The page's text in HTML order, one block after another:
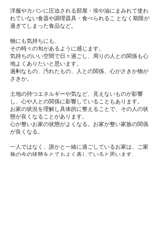
洋服やカバンに圧迫される部屋・埃や油にまみれて使わ
れていない食器や調理器具・食べられるこ となく期限が
過ぎてしまった食品など。
物にも気持ちにも、
その時々の旬があるように感じます。
気持ちのいい空間で日々過ごし、周りの人との関係も心
地よくありたいと思います。
過剰なもの、汚れたもの、人との関係、心がさきか物が
さきか。
土地の持つエネルギーや気など、見えないものが影響
し、心や人との関係に影響していることもあります。
お家の状況を理解し具体的に整えることで、その人の状
態が良くなることがあります。
心が整いお家の状態がよくなる。お家が整い家族の関係
が良くなる。
一人ではなく、誰かと一緒に過ごしているお家は、ご家
族の今の状態をとてもよく表していると思います。